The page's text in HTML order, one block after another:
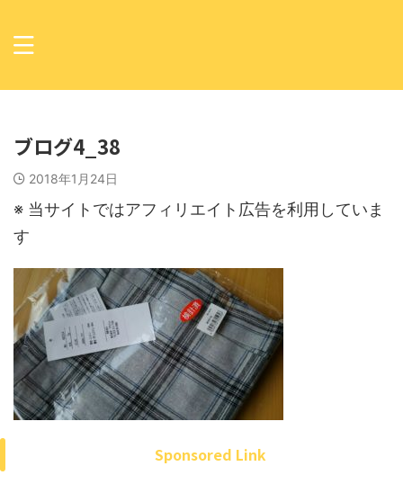
ブログ4_38
2018年1月24日
※ 当サイトではアフィリエイト広告を利用していま
す
Sponsored Link